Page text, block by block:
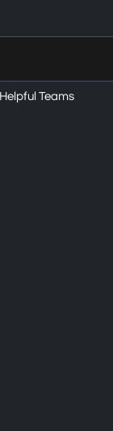
Helpful Teams